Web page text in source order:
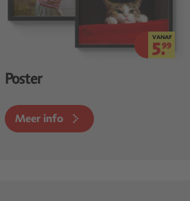
VANAF
5.99
Poster
Meer info